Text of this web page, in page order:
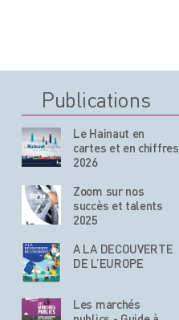
Publications
Le Hainaut en
cartes et en chiffres
2026
Zoom sur nos
succès et talents
2025
A LA DECOUVERTE
DE L’EUROPE
Les marchés